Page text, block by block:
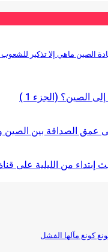
الصين ماهي إلا تذكير للشعوب
الصين؟ (الجزء 1 )
عمق الصداقة بين الصين
من الليلية على قناة
كونغ مآلها الفشل